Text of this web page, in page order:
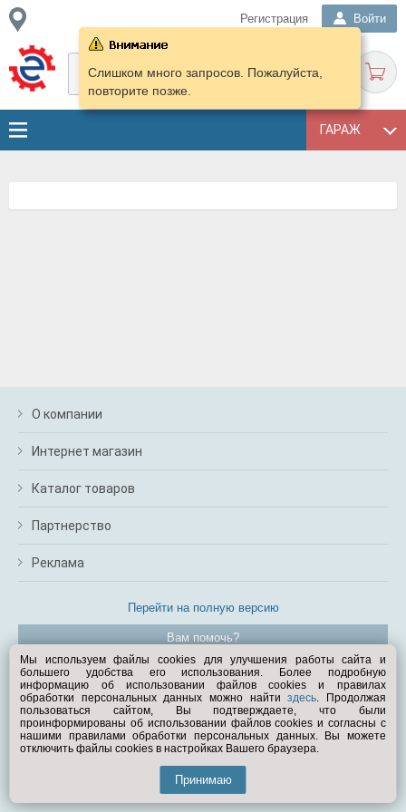
Регистрация Войти
ГАРАЖ
Слишком много запросов. Пожалуйста,
повторите позже.
О компании
Интернет магазин
Каталог товаров
Партнерство
Реклама
Перейти на полную версию
Вам помочь?
© Exist.ru 1998—2026
Мы используем файлы cookies для улучшения работы сайта и
большего удобства его использования. Более подробную
информацию об использовании файлов cookies и правилах
обработки персональных данных можно найтиздесь. Продолжая
пользоваться сайтом, Вы подтверждаете, что были
проинформированы об использовании файлов cookies и согласны с
нашими правилами обработки персональных данных. Вы можете
отключить файлы cookies в настройках Вашего браузера.
Принимаю